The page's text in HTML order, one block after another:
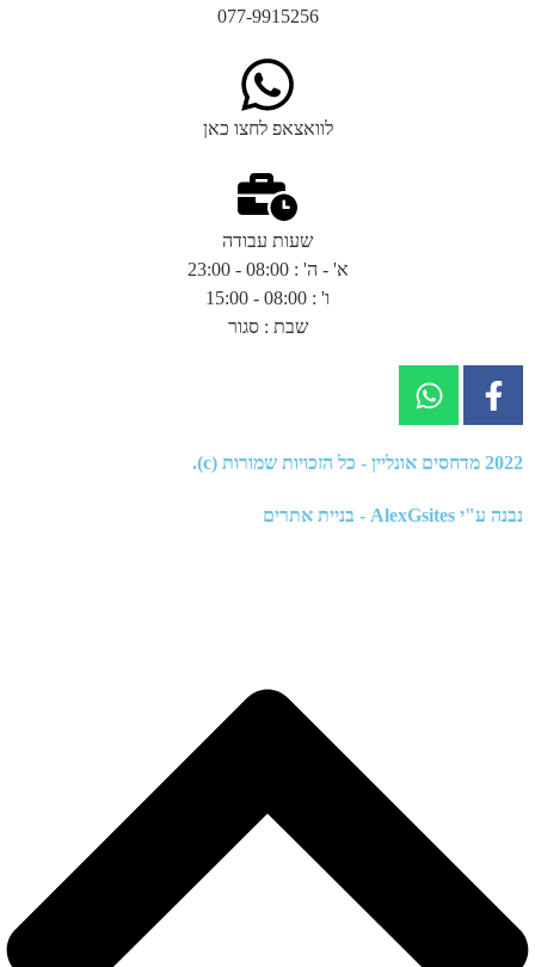
077-9915256
לוואצאפ לחצו כאן
שעות עבודה
א' - ה' : 08:00 - 23:00
ו' : 08:00 - 15:00
שבת : סגור
נבנה ע"י AlexGsites - בניית אתרים
2022 מדחסים אונליין - כל הזכויות שמורות (c).